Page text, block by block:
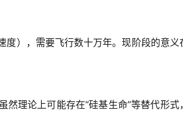
度），需要飞行数十万年。现阶段的意义
理论上可能存在“硅基生命”等替代形式